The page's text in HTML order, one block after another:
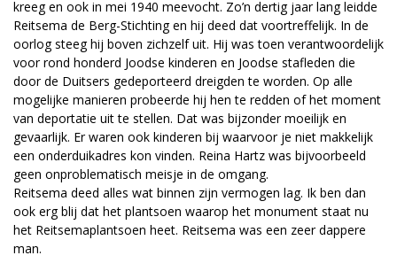
kreeg en ook in mei 1940 meevocht. Zo’n dertig jaar lang leidde
Reitsema de Berg-Stichting en hij deed dat voortreffelijk. In de
oorlog steeg hij boven zichzelf uit. Hij was toen verantwoordelijk
voor rond honderd Joodse kinderen en Joodse stafleden die
door de Duitsers gedeporteerd dreigden te worden. Op alle
mogelijke manieren probeerde hij hen te redden of het moment
van deportatie uit te stellen. Dat was bijzonder moeilijk en
gevaarlijk. Er waren ook kinderen bij waarvoor je niet makkelijk
een onderduikadres kon vinden. Reina Hartz was bijvoorbeeld
geen onproblematisch meisje in de omgang.
Reitsema deed alles wat binnen zijn vermogen lag. Ik ben dan
ook erg blij dat het plantsoen waarop het monument staat nu
het Reitsemaplantsoen heet. Reitsema was een zeer dappere
man.